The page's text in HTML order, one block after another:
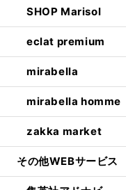
SHOP Marisol
eclat premium
mirabella
mirabella homme
zakka market
その他WEBサービス